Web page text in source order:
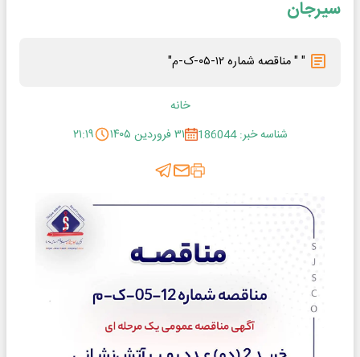
سیرجان
" " مناقصه شماره ۱۲-۰۵-ک-م"
خانه
شناسه خبر: 186044
۳۱ فروردین ۱۴۰۵ ۲۱:۱۹